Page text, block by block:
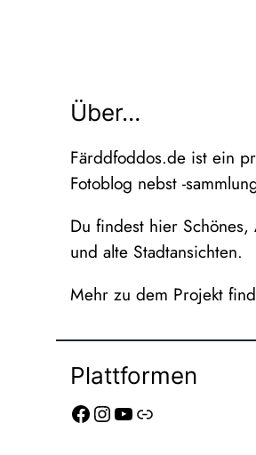
Über…
Färddfoddos.de ist ein
Fotoblog nebst -
Du findest hier
und alte Stadtansichten.
Mehr zu dem Projekt
Plattformen
Facebook Instagram YouTube Link